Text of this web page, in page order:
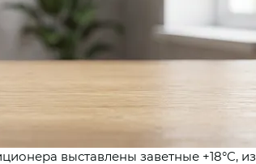
выставлены заветные +18°C, из